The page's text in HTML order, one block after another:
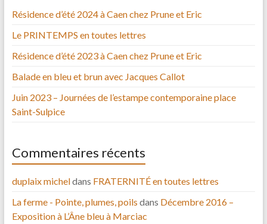
Résidence d’été 2024 à Caen chez Prune et Eric
Le PRINTEMPS en toutes lettres
Résidence d’été 2023 à Caen chez Prune et Eric
Balade en bleu et brun avec Jacques Callot
Juin 2023 – Journées de l’estampe contemporaine place
Saint-Sulpice
Commentaires récents
duplaix micheldans FRATERNITÉ en toutes lettres
La ferme - Pointe, plumes, poils dans Décembre 2016 –
Exposition à L’Âne bleu à Marciac